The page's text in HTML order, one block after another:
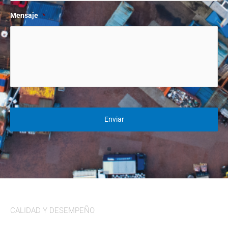
Mensaje *
CALIDAD Y DESEMPEÑO